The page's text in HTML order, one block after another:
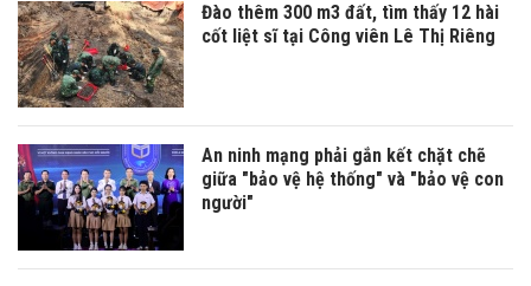
Đào thêm 300 m3 đất, tìm thấy 12 hài
cốt liệt sĩ tại Công viên Lê Thị Riêng
An ninh mạng phải gắn kết chặt chẽ
giữa "bảo vệ hệ thống" và "bảo vệ con
người"